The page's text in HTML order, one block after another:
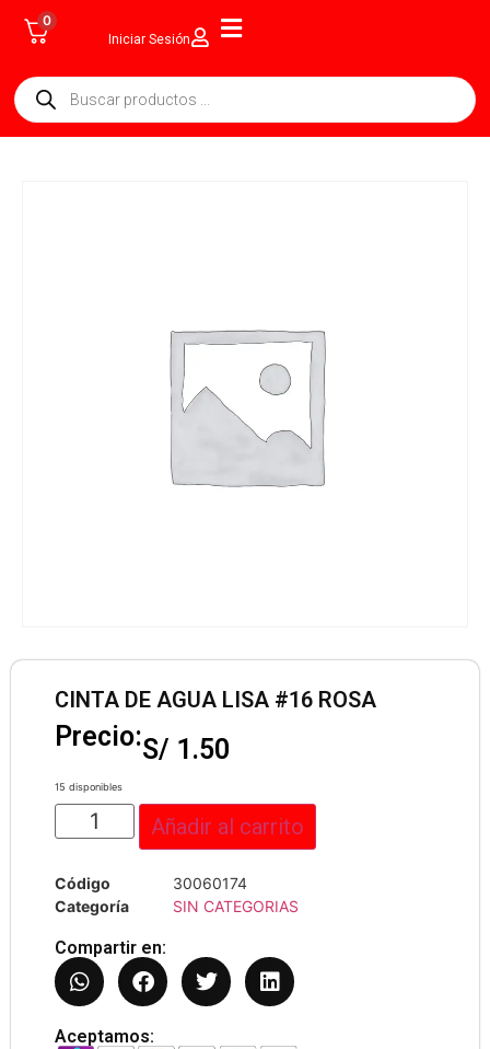
0
Iniciar Sesión
CINTA DE AGUA LISA #16 ROSA
Precio:S/ 1.50
15 disponibles
Añadir al carrito
Código
30060174
Categoría
SIN CATEGORIAS
Compartir en:
Aceptamos: